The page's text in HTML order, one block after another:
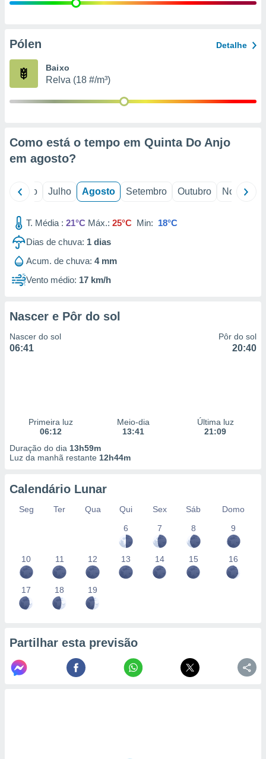
e
de
Pólen Detalhe
Baixo
Relva (18 #/m³)
Como está o tempo em Quinta Do Anjo
em agosto?
Junho Julho Agosto Setembro Outubro Novembro
T. Média : 21°C Máx.: 25°C Min: 18°C
Dias de chuva: 1 dias
Acum. de chuva: 4 mm
Vento médio: 17 km/h
Nascer e Pôr do sol
Nascer do sol
06:41
Pôr do sol
20:40
Primeira luz
06:12
Meio-dia
13:41
Última luz
21:09
Duração do dia 13h59m
Luz da manhã restante 12h44m
Calendário Lunar
Seg Ter Qua Qui Sex Sáb
Domo
6
7 8 9
10 11 12 13 14 15 16
17 18 19
Partilhar esta previsão